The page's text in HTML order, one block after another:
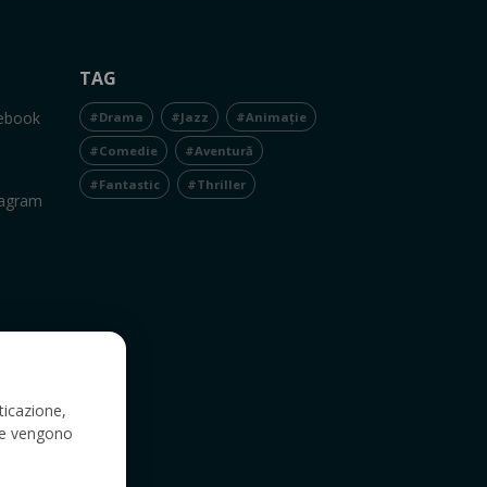
TAG
#Drama #Jazz #Animație
#Comedie #Aventură
#Fantastic #Thriller
vengono